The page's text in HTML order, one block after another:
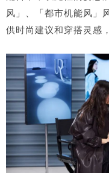
风」、「都市机能风」
供时尚建议和穿搭灵感